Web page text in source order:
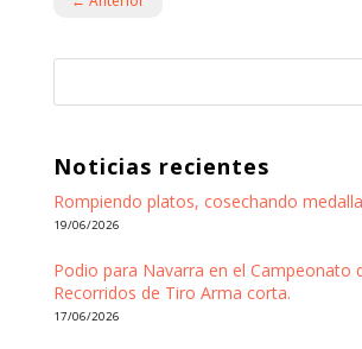
Noticias recientes
Rompiendo platos, cosechando
19/06/2026
Podio para Navarra en el Campeonato
Recorridos de Tiro Arma corta.
17/06/2026